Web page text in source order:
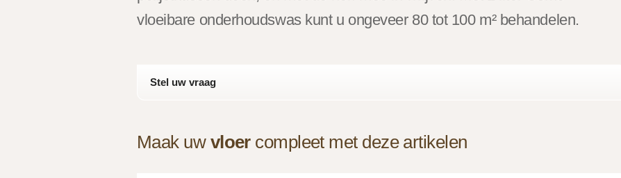
vloeibare onderhoudswas kunt u ongeveer 80 tot 100 m² behandelen.
Stel uw vraag
Maak uw vloercompleet met deze artikelen